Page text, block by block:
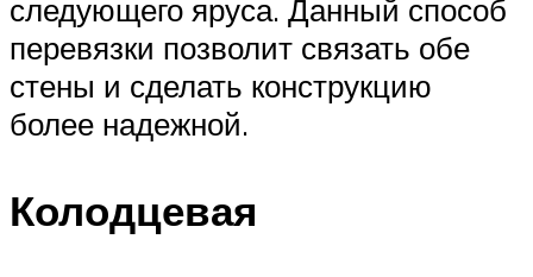
следующего яруса. Данный способ
перевязки позволит связать обе
стены и сделать конструкцию
более надежной.
Колодцевая